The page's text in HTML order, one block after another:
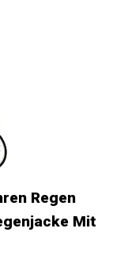
Regen
Mit